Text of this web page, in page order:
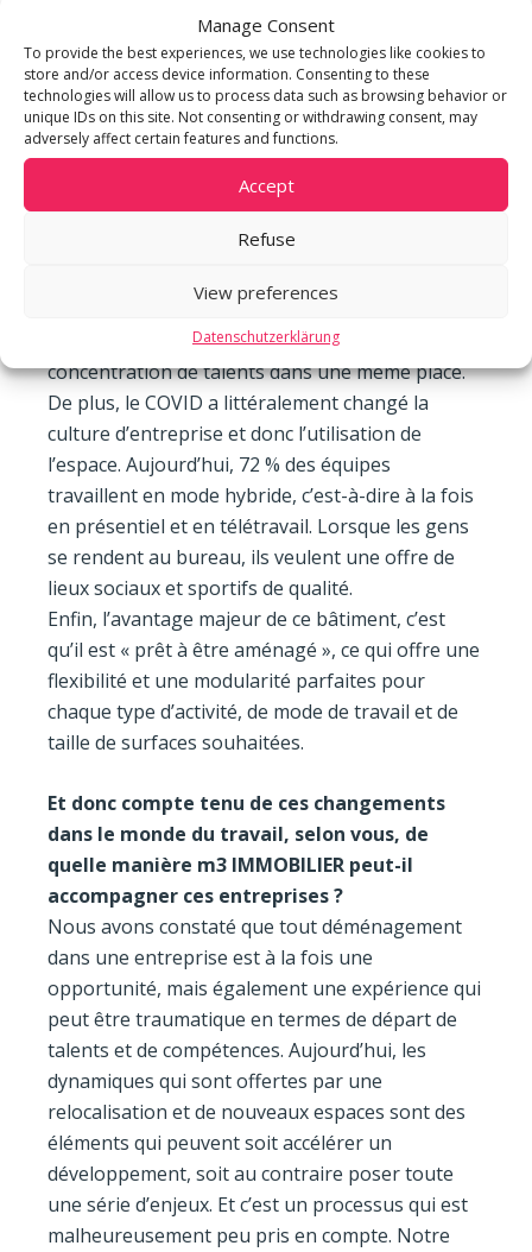
Manage Consent
To provide the best experiences, we use technologies like cookies to
store and/or access device information. Consenting to these
technologies will allow us to process data such as browsing behavior or
unique IDs on this site. Not consenting or withdrawing consent, may
adversely affect certain features and functions.
Accept
Refuse
View preferences
Datenschutzerklärung
Genève. Celui-ci se transforme en « Zürich-West
», ce nouveau district de bureaux administratifs
et parties commerciales qui s’est développé à
quelques encablures de Zürich grâce au
développement des transports publics. Pour une
société, s’implanter dans le quartier de Lancy-
Pont Rouge, ce n’est donc pas seulement
rejoindre des espaces neufs, c’est avant tout
l’expérience professionnelle des collaborateurs
grâce à un système de networking issu de cette
concentration de talents dans une même place.
De plus, le COVID a littéralement changé la
culture d’entreprise et donc l’utilisation de
l’espace. Aujourd’hui, 72 % des équipes
travaillent en mode hybride, c’est-à-dire à la fois
en présentiel et en télétravail. Lorsque les gens
se rendent au bureau, ils veulent une offre de
lieux sociaux et sportifs de qualité.
Enfin, l’avantage majeur de ce bâtiment, c’est
qu’il est « prêt à être aménagé », ce qui offre une
flexibilité et une modularité parfaites pour
chaque type d’activité, de mode de travail et de
taille de surfaces souhaitées.
Et donc compte tenu de ces changements
dans le monde du travail, selon vous, de
quelle manière m3 IMMOBILIER peut-il
accompagner ces entreprises ?
Nous avons constaté que tout déménagement
dans une entreprise est à la fois une
opportunité, mais également une expérience qui
peut être traumatique en termes de départ de
talents et de compétences. Aujourd’hui, les
dynamiques qui sont offertes par une
relocalisation et de nouveaux espaces sont des
éléments qui peuvent soit accélérer un
développement, soit au contraire poser toute
une série d’enjeux. Et c’est un processus qui est
malheureusement peu pris en compte. Notre